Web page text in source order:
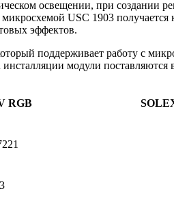
освещении, при создании
USC 1903
эффектов.
поддерживает работу с
модули поставляются
RGB
3